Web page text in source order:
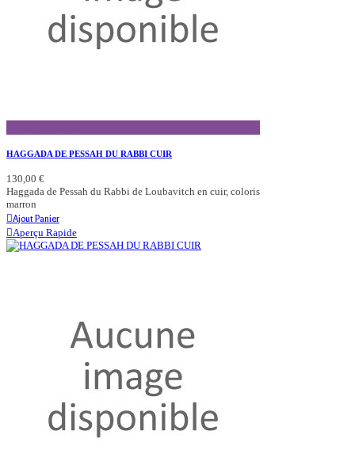
HAGGADA DE PESSAH DU RABBI CUIR
130,00 €
Haggada de Pessah du Rabbi de Loubavitch en cuir, coloris
marron
Ajout Panier
Aperçu Rapide